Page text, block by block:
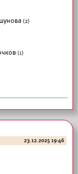
(2)
(1)
23.12.2025 19:46